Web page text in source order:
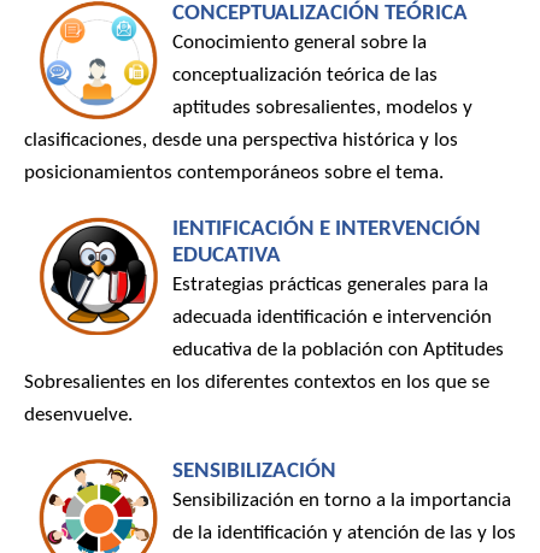
CONCEPTUALIZACIÓN TEÓRICA
Conocimiento general sobre la
conceptualización teórica de las
aptitudes sobresalientes, modelos y
clasificaciones, desde una perspectiva histórica y los
posicionamientos contemporáneos sobre el tema.
IENTIFICACIÓN E INTERVENCIÓN
EDUCATIVA
Estrategias prácticas generales para la
adecuada identificación e intervención
educativa de la población con Aptitudes
Sobresalientes en los diferentes contextos en los que se
desenvuelve.
SENSIBILIZACIÓN
Sensibilización en torno a la importancia
de la identificación y atención de las y los